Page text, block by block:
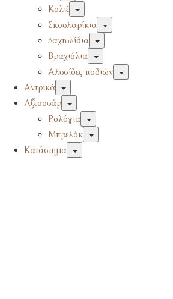
Κολιέ
Σκουλαρίκια
Δαχτυλίδια
Βραχιόλια
Αλυσίδες ποδιών
Αντρικά
Αξεσουάρ
Ρολόγια
Μπρελόκ
Κατάστημα